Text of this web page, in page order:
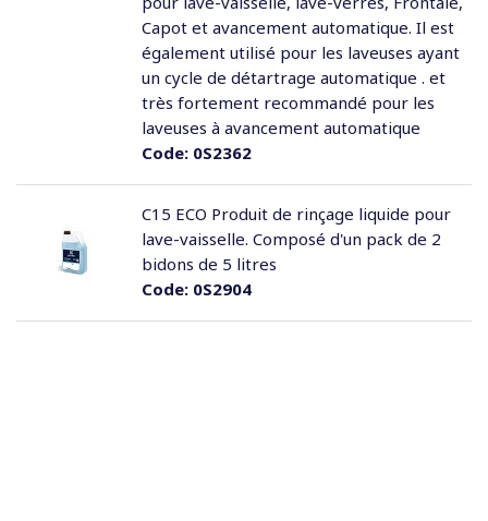
Code:0S2362
Capot et avancement automatique. Il est
également utilisé pour les laveuses ayant
un cycle de détartrage automatique . et
très fortement recommandé pour les
laveuses à avancement automatique
Code:0S2904
C15 ECO Produit de rinçage liquide pour
lave-vaisselle. Composé d'un pack de 2
bidons de 5 litres